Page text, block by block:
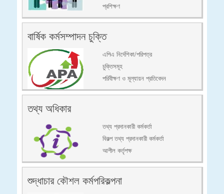
প্রশিক্ষণ
বার্ষিক কর্মসম্পাদন চুক্তি
এপিএ নির্দেশিকা/পরিপত্র
চুক্তিসমূহ
পরিবীক্ষণ ও মূল্যায়ন প্রতিবেদন
তথ্য অধিকার
তথ্য প্রদানকারী কর্মকর্তা
বিকল্প তথ্য প্রদানকারী কর্মকর্তা
আপীল কর্তৃপক্ষ
শুদ্ধাচার কৌশল কর্মপরিকল্পনা